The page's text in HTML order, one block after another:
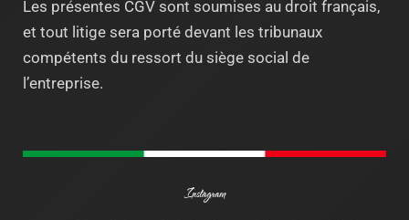
Les présentes CGV sont soumises au droit français,
et tout litige sera porté devant les tribunaux
compétents du ressort du siège social de
l’entreprise.
Instagram